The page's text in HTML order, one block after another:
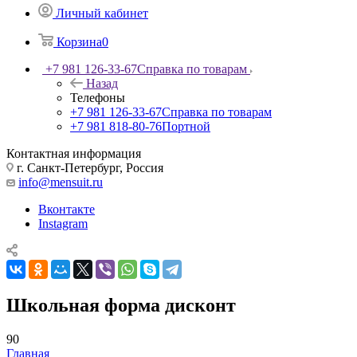
Личный кабинет
Корзина0
+7 981 126-33-67Справка по товарам
Назад
Телефоны
+7 981 126-33-67Справка по товарам
+7 981 818-80-76Портной
Контактная информация
г. Санкт-Петербург, Россия
info@mensuit.ru
Вконтакте
Instagram
Школьная форма дисконт
90
Главная